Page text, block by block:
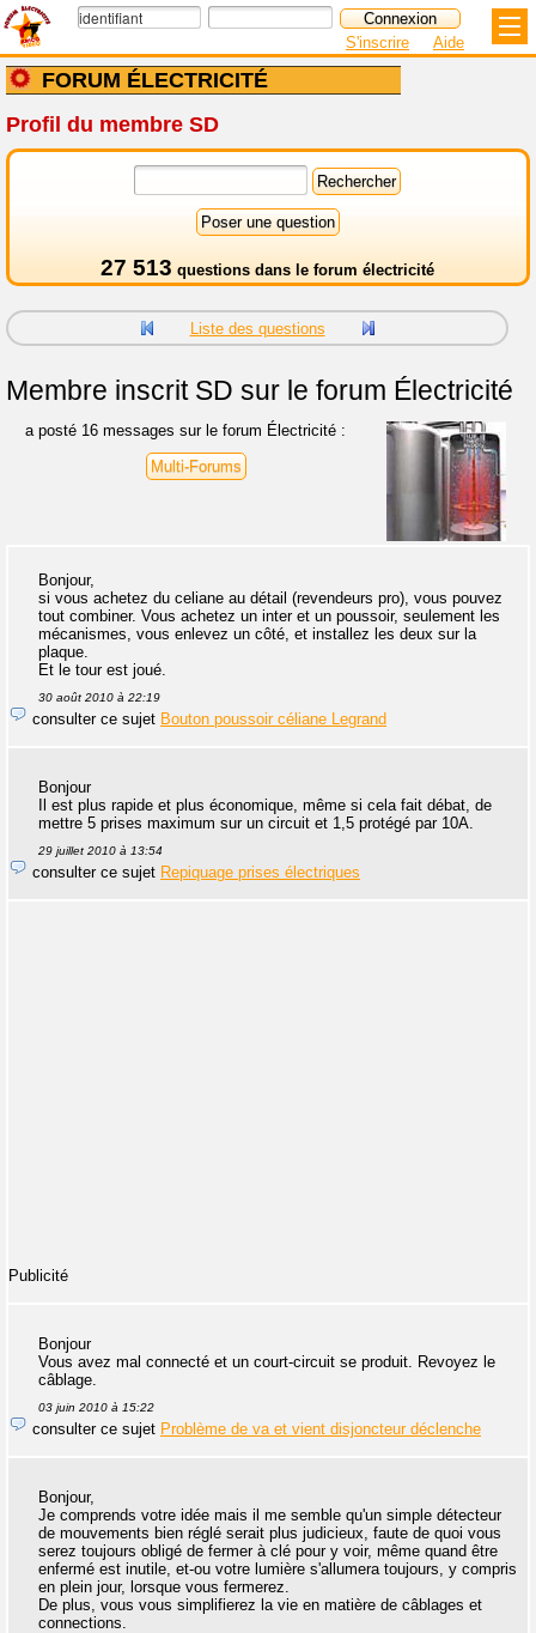
FORUM ÉLECTRICITÉ
S'inscrire Aide
Profil du membre SD
27 513 questions dans le forum électricité
Liste des questions
Membre inscritSD sur le forum Électricité
a posté 16 messages sur le forum Électricité :
Multi-Forums
Bonjour,
si vous achetez du celiane au détail (revendeurs pro), vous pouvez
tout combiner. Vous achetez un inter et un poussoir, seulement les
mécanismes, vous enlevez un côté, et installez les deux sur la
plaque.
Et le tour est joué.
30 août 2010 à 22:19
consulter ce sujet Bouton poussoir céliane Legrand
Bonjour
Il est plus rapide et plus économique, même si cela fait débat, de
mettre 5 prises maximum sur un circuit et 1,5 protégé par 10A.
29 juillet 2010 à 13:54
consulter ce sujet Repiquage prises électriques
Publicité
Bonjour
Vous avez mal connecté et un court-circuit se produit. Revoyez le
câblage.
03 juin 2010 à 15:22
consulter ce sujet Problème de va et vient disjoncteur déclenche
Bonjour,
Je comprends votre idée mais il me semble qu'un simple détecteur
de mouvements bien réglé serait plus judicieux, faute de quoi vous
serez toujours obligé de fermer à clé pour y voir, même quand être
enfermé est inutile, et-ou votre lumière s'allumera toujours, y compris
en plein jour, lorsque vous fermerez.
De plus, vous vous simplifierez la vie en matière de câblages et
connections.